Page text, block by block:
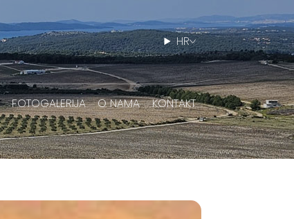
HR
FOTOGALERIJA O NAMA KONTAKT